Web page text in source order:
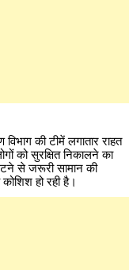
की टीमें लगातार राहत
को सुरक्षित निकालने का
से जरूरी सामान की
हो रही है।